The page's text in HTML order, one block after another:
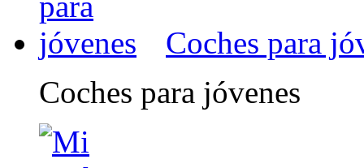
Coches para
Coches para jóvenes